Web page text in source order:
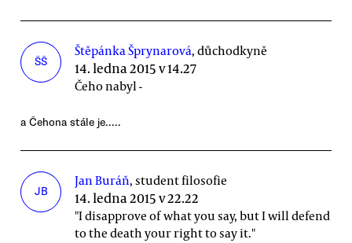
ŠŠ
Štěpánka Šprynarová, důchodkyně
14. ledna 2015 v 14.27
Čeho nabyl -
a Čehona stále je.....
JB
Jan Buráň, student filosofie
14. ledna 2015 v 22.22
"I disapprove of what you say, but I will defend
to the death your right to say it."